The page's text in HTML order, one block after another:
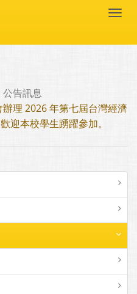
公告訊息
理 2026 年第七屆台灣經濟
迎本校學生踴躍參加。